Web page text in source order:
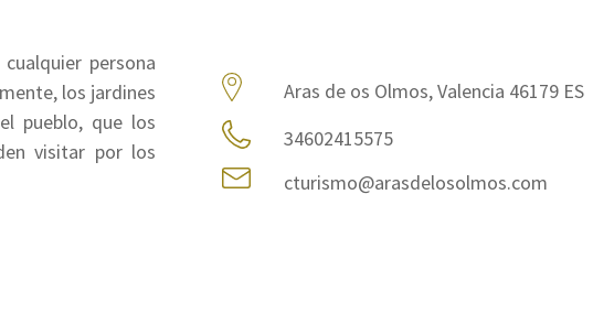
persona
los jardines
pueblo, que los
visitar por los
Aras de os Olmos, Valencia 46179 ES
34602415575
cturismo@arasdelosolmos.com